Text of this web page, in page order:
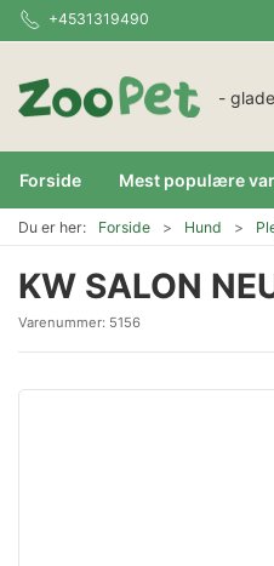
+4531319490
-
Forside Mest populære
Du er her: Forside Hund
KW SALON
Varenummer: 5156